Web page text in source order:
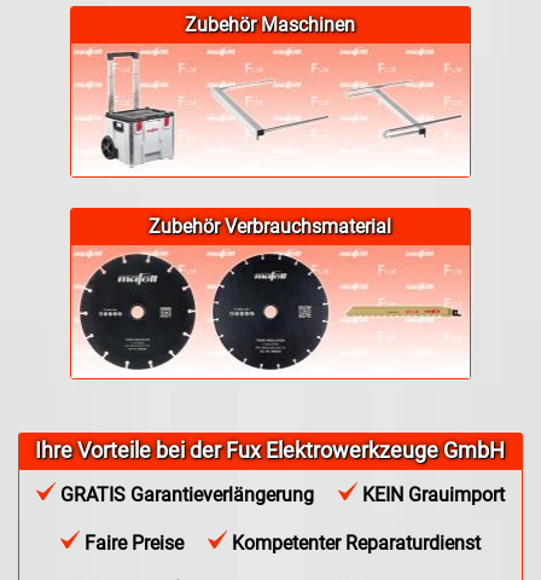
Zubehör Maschinen
Zubehör Verbrauchsmaterial
Ihre Vorteile bei der Fux Elektrowerkzeuge GmbH
GRATIS Garantieverlängerung KEIN Grauimport
Faire Preise Kompetenter Reparaturdienst